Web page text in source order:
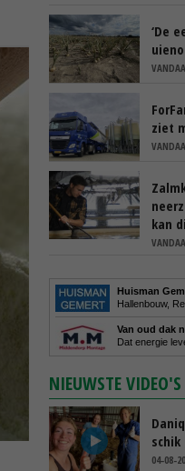
‘De
ziet
kan
Huisman
Hallenbouw,
Van oud dak
Dat energie
NIEUWSTE VIDEO'S
04-08-